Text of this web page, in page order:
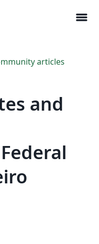
menu
articles
and